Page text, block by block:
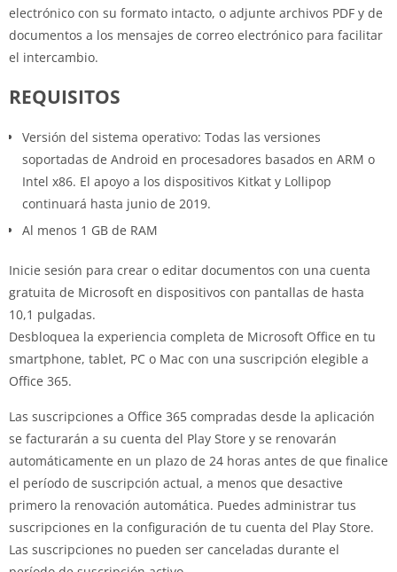
electrónico con su formato intacto, o adjunte archivos PDF y de
documentos a los mensajes de correo electrónico para facilitar
el intercambio.
REQUISITOS
Versión del sistema operativo: Todas las versiones
soportadas de Android en procesadores basados en ARM o
Intel x86. El apoyo a los dispositivos Kitkat y Lollipop
continuará hasta junio de 2019.
Al menos 1 GB de RAM
Inicie sesión para crear o editar documentos con una cuenta
gratuita de Microsoft en dispositivos con pantallas de hasta
10,1 pulgadas.
Desbloquea la experiencia completa de Microsoft Office en tu
smartphone, tablet, PC o Mac con una suscripción elegible a
Office 365.
Las suscripciones a Office 365 compradas desde la aplicación
se facturarán a su cuenta del Play Store y se renovarán
automáticamente en un plazo de 24 horas antes de que finalice
el período de suscripción actual, a menos que desactive
primero la renovación automática. Puedes administrar tus
suscripciones en la configuración de tu cuenta del Play Store.
Las suscripciones no pueden ser canceladas durante el